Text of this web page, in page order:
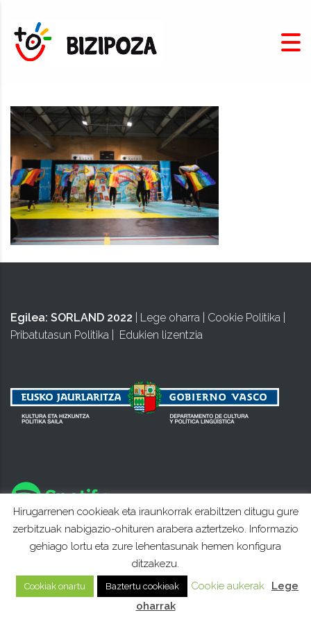
Egilea: SORLAND 2022 Lege oharra Cookie Politika
Pribatutasun Politika
Edukien lizentzia
Hirugarrenen cookieak eta iraunkorrak erabiltzen ditugu gure
zerbitzuak nabigazio-ohituren arabera aztertzeko. Informazio
gehiago lortu eta zure lehentasunak hemen konfigura
ditzakezu.
Cookiak onartu Baztertu cookieak Cookie aukerak
Lege
oharrak